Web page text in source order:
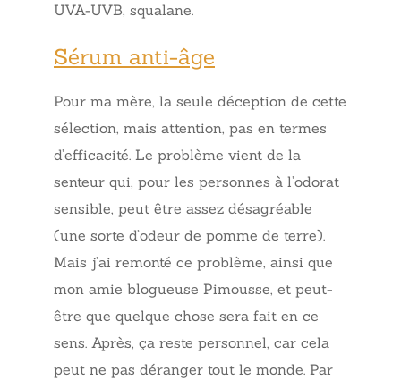
UVA-UVB, squalane.
Sérum anti-âge
Pour ma mère, la seule déception de cette
sélection, mais attention, pas en termes
d’efficacité. Le problème vient de la
senteur qui, pour les personnes à l’odorat
sensible, peut être assez désagréable
(une sorte d’odeur de pomme de terre).
Mais j’ai remonté ce problème, ainsi que
mon amie blogueuse Pimousse, et peut-
être que quelque chose sera fait en ce
sens. Après, ça reste personnel, car cela
peut ne pas déranger tout le monde. Par